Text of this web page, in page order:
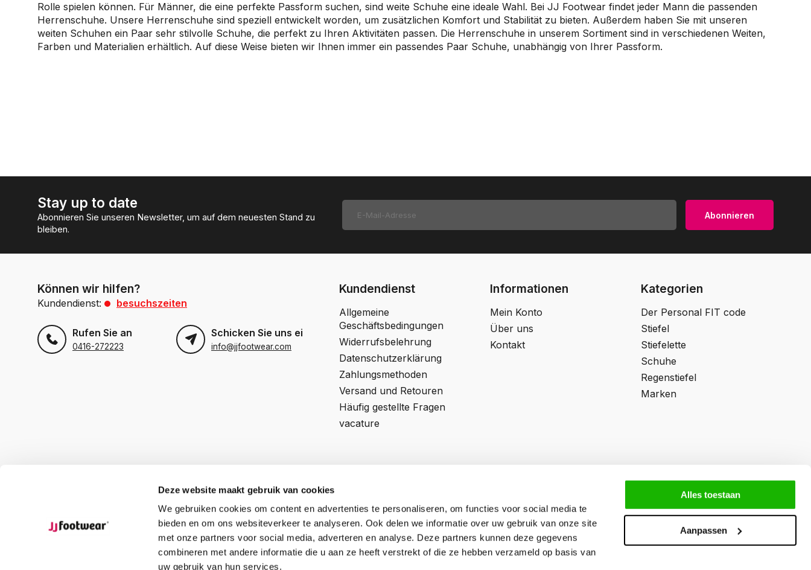
Deze website maakt gebruik van cookies
We gebruiken cookies om content en advertenties te personaliseren, om functies voor social media te
bieden en om ons websiteverkeer te analyseren. Ook delen we informatie over uw gebruik van onze site
met onze partners voor social media, adverteren en analyse. Deze partners kunnen deze gegevens
combineren met andere informatie die u aan ze heeft verstrekt of die ze hebben verzameld op basis van
uw gebruik van hun services.
Alles toestaan
Aanpassen
Rolle spielen können. Für Männer, die eine perfekte Passform suchen, sind weite Schuhe eine ideale Wahl. Bei JJ Footwear findet jeder Mann die passenden
Herrenschuhe. Unsere Herrenschuhe sind speziell entwickelt worden, um zusätzlichen Komfort und Stabilität zu bieten. Außerdem haben Sie mit unseren
weiten Schuhen ein Paar sehr stilvolle Schuhe, die perfekt zu Ihren Aktivitäten passen. Die Herrenschuhe in unserem Sortiment sind in verschiedenen Weiten,
Farben und Materialien erhältlich. Auf diese Weise bieten wir Ihnen immer ein passendes Paar Schuhe, unabhängig von Ihrer Passform.
Stay up to date
Abonnieren Sie unseren Newsletter, um auf dem neuesten Stand zu
bleiben.
Abonnieren
Können wir hilfen?
Kundendienst: besuchszeiten
Rufen Sie an
0416-272223
Schicken Sie uns eine Email
info@jjfootwear.com
Kundendienst
Allgemeine
Geschäftsbedingungen
Widerrufsbelehrung
Datenschutzerklärung
Zahlungsmethoden
Versand und Retouren
Häufig gestellte Fragen
vacature
Informationen
Mein Konto
Über uns
Kontakt
Kategorien
Der Personal FIT code
Stiefel
Stiefelette
Schuhe
Regenstiefel
Marken
Professor van 't Hoffweg 14a
5144NS, Waalwijk
Register NR:
57927197
Ust-IdNr:NL852795592B01